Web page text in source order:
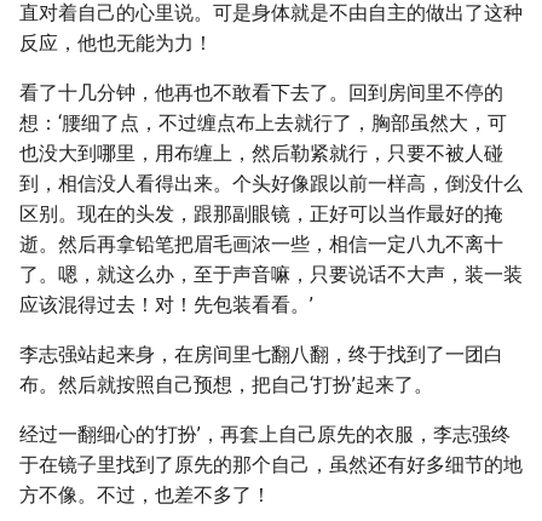
直对着自己的心里说。可是身体就是不由自主的做出了这种
反应，他也无能为力！
看了十几分钟，他再也不敢看下去了。回到房间里不停的
想：‘腰细了点，不过缠点布上去就行了，胸部虽然大，可
也没大到哪里，用布缠上，然后勒紧就行，只要不被人碰
到，相信没人看得出来。个头好像跟以前一样高，倒没什么
区别。现在的头发，跟那副眼镜，正好可以当作最好的掩
逝。然后再拿铅笔把眉毛画浓一些，相信一定八九不离十
了。嗯，就这么办，至于声音嘛，只要说话不大声，装一装
应该混得过去！对！先包装看看。’
李志强站起来身，在房间里七翻八翻，终于找到了一团白
布。然后就按照自己预想，把自己‘打扮’起来了。
经过一翻细心的‘打扮’，再套上自己原先的衣服，李志强终
于在镜子里找到了原先的那个自己，虽然还有好多细节的地
方不像。不过，也差不多了！